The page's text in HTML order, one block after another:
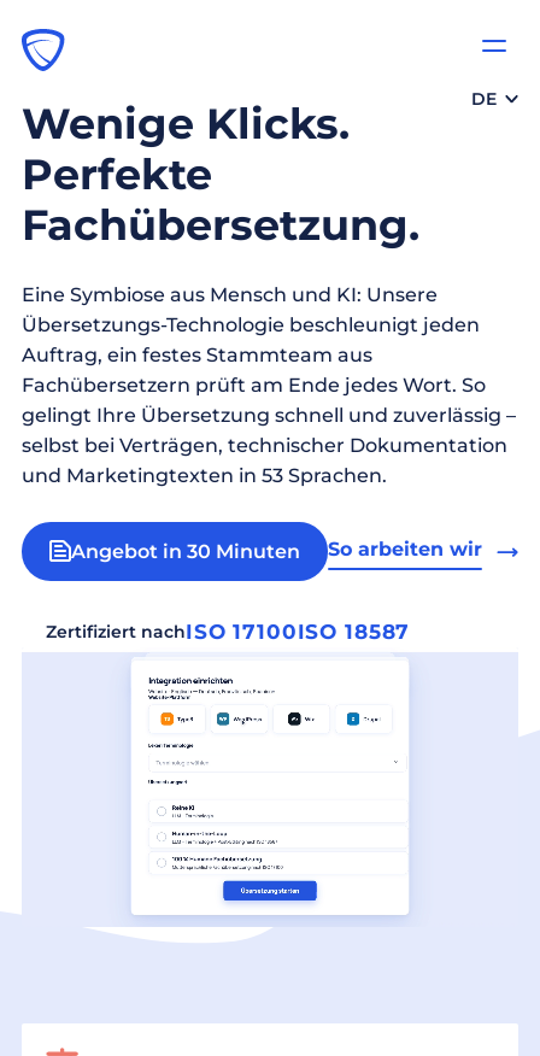
DE
Wenige Klicks.
Perfekte
Fachübersetzung.
Eine Symbiose aus Mensch und KI: Unsere
Übersetzungs-Technologie beschleunigt jeden
Auftrag, ein festes Stammteam aus
Fachübersetzern prüft am Ende jedes Wort. So
gelingt Ihre Übersetzung schnell und zuverlässig –
selbst bei Verträgen, technischer Dokumentation
und Marketingtexten in 53 Sprachen.
Angebot in 30 Minuten So arbeiten wir
Zertifiziert nachISO 17100ISO 18587